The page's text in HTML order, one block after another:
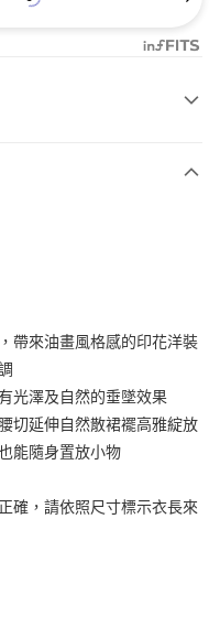
北富邦商業銀行
豐國際商業銀行
中商業銀行
華泰商業銀行
東國際商業銀行
豐商業銀行
國信託商業銀行
」的支付方式。 讓您購物簡單
值。
帶來油畫風格感的印花洋裝
光澤及自然的垂墜效果
切延伸自然散裙襬高雅綻放
能隨身置放小物
確，請依照尺寸標示衣長來